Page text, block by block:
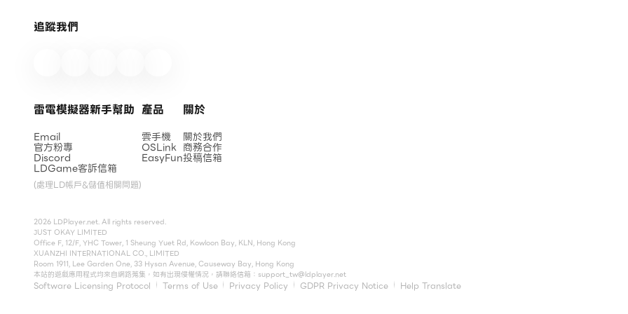
追蹤我們
雷電模擬器新手幫助
Email
官方粉專
Discord
LDGame客訴信箱
(處理LD帳戶&儲值相關問題)
產品
雲手機
OSLink
EasyFun
關於
關於我們
商務合作
投稿信箱
2026 LDPlayer.net. All rights reserved.
JUST OKAY LIMITED
Office F, 12/F, YHC Tower, 1 Sheung Yuet Rd, Kowloon Bay, KLN, Hong Kong
XUANZHI INTERNATIONAL CO., LIMITED
Room 1911, Lee Garden One, 33 Hysan Avenue, Causeway Bay, Hong Kong
本站的遊戲應用程式均來自網路蒐集，如有出現侵權情況，請聯絡信箱： support_tw@ldplayer.net
Software Licensing Protocol Terms of Use Privacy Policy GDPR Privacy Notice Help Translate